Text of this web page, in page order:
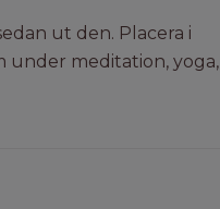
ut den. Placera i
under meditation, yoga,